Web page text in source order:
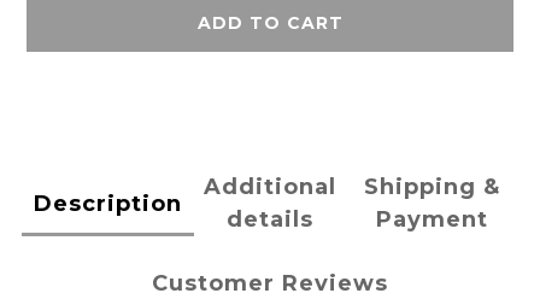
ADD TO CART
Description
Additional
details
Shipping &
Payment
Customer Reviews